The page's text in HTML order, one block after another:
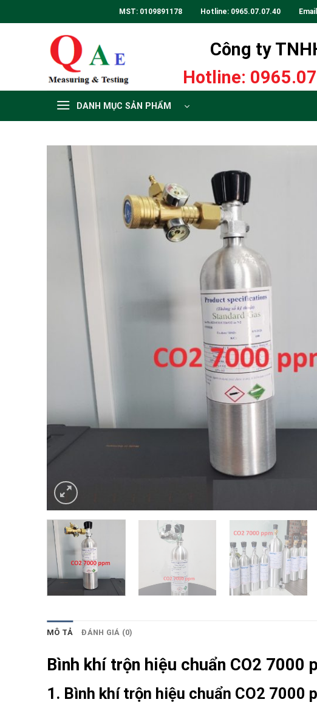
to
MST: 0109891178 Hotline: 0965.07.07.40
Công ty
Hotline:
DANH MỤC SẢN PHẨM
MÔ TẢ ĐÁNH GIÁ (0)
Bình khí trộn hiệu chuẩn CO2 7000
1. Bình khí trộn hiệu chuẩn CO2 7000